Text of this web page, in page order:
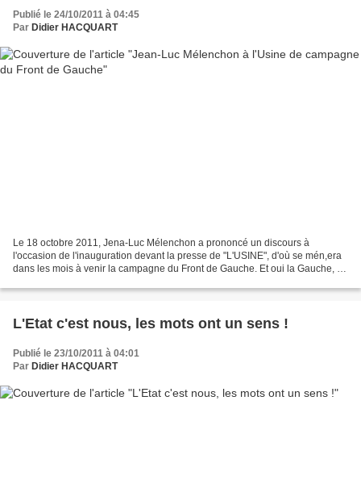
Publié le 24/10/2011 à 04:45
Par Didier HACQUART
Le 18 octobre 2011, Jena-Luc Mélenchon a prononcé un discours à
l'occasion de l'inauguration devant la presse de "L'USINE", d'où se mén,era
dans les mois à venir la campagne du Front de Gauche. Et oui la Gauche, ce
L'Etat c'est nous, les mots ont un sens !
Publié le 23/10/2011 à 04:01
Par Didier HACQUART